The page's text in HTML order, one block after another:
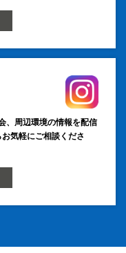
、周辺環境の情報を配信
気軽にご相談くださ